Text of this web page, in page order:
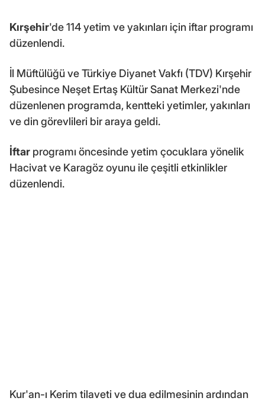
Kırşehir'de 114 yetim ve yakınları için iftar programı
düzenlendi.
İl Müftülüğü ve Türkiye Diyanet Vakfı (TDV) Kırşehir
Şubesince Neşet Ertaş Kültür Sanat Merkezi'nde
düzenlenen programda, kentteki yetimler, yakınları
ve din görevlileri bir araya geldi.
İftar programı öncesinde yetim çocuklara yönelik
Hacivat ve Karagöz oyunu ile çeşitli etkinlikler
düzenlendi.
Kur'an-ı Kerim tilaveti ve dua edilmesinin ardından